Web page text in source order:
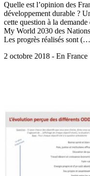
Quelle est l’opinion des
développement durable ?
cette question à la
My World 2030 des
Les progrès réalisés sont
2 octobre 2018 - En France